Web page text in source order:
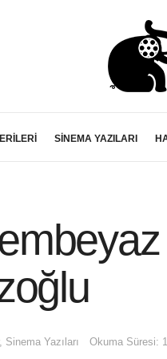
SİNEMA YAZILARI
Sinema Yazıları Okuma Süresi: